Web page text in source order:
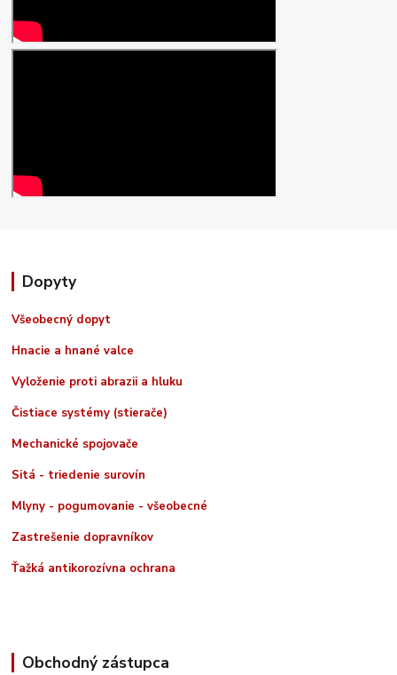
Dopyty
Všeobecný dopyt
Hnacie a hnané valce
Vyloženie proti abrazii a hluku
Čistiace systémy (stierače)
Mechanické spojovače
Sitá - triedenie surovín
Mlyny - pogumovanie - všeobecné
Zastrešenie dopravníkov
Ťažká antikorozívna ochrana
Obchodný zástupca